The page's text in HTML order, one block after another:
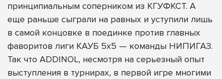
принципиальным соперником из КГУФКСТ. А
еще раньше сыграли на равных и уступили лишь
в самой концовке в поединке против главных
фаворитов лиги КАУБ 5х5 — команды НИПИГАЗ.
Так что ADDINOL, несмотря на серьезный опыт
выступления в турнирах, в первой игре многими